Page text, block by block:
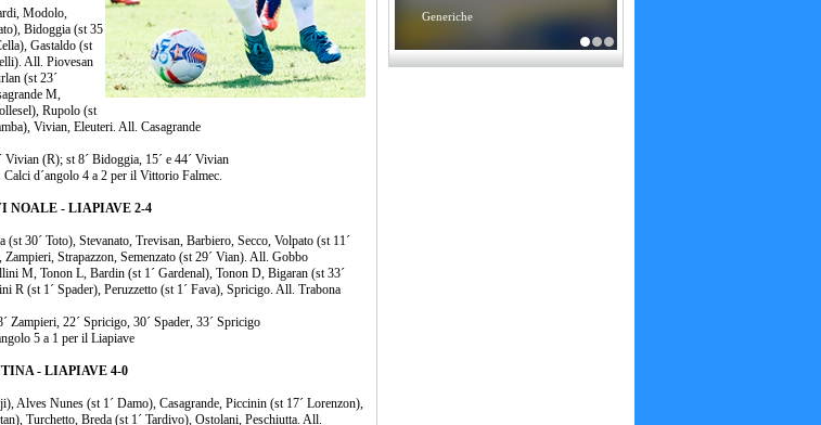
Modolo,
Bidoggia (st 35
Gastaldo (st
All. Piovesan
(st 23´
M,
Rupolo (st
Vivian, Eleuteri. All. Casagrande
Vivian (R); st 8´ Bidoggia, 15´ e 44´ Vivian
d´angolo 4 a 2 per il Vittorio Falmec.
NOALE - LIAPIAVE 2-4
30´ Toto), Stevanato, Trevisan, Barbiero, Secco, Volpato (st 11´
Strapazzon, Semenzato (st 29´ Vian). All. Gobbo
M, Tonon L, Bardin (st 1´ Gardenal), Tonon D, Bigaran (st 33´
R (st 1´ Spader), Peruzzetto (st 1´ Fava), Spricigo. All. Trabona
Zampieri, 22´ Spricigo, 30´ Spader, 33´ Spricigo
5 a 1 per il Liapiave
- LIAPIAVE 4-0
Alves Nunes (st 1´ Damo), Casagrande, Piccinin (st 17´ Lorenzon),
Turchetto, Breda (st 1´ Tardivo), Ostolani, Peschiutta. All.
Generiche